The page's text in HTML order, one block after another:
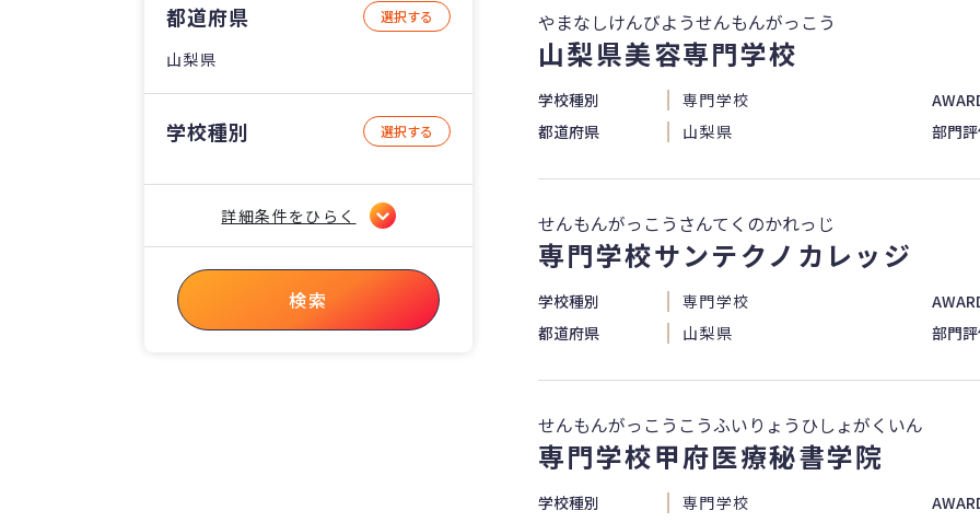
都道府県 選択する
山梨県
学校種別 選択する
詳細条件をひらく
検索
やまなしけんびようせんもんがっこう
山梨県美容専門学校
学校種別 専門学校
都道府県
山梨県 部門
せんもんがっこうさんてくのかれっじ
専門学校サンテクノカレッジ
学校種別 専門学校
都道府県
山梨県 部門
せんもんがっこうこうふいりょうひしょがくいん
専門学校甲府医療秘書学院
学校種別 専門学校